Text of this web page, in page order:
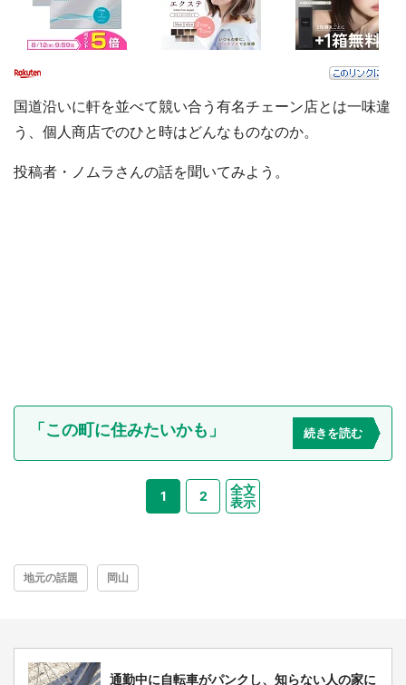
国道沿いに軒を並べて競い合う有名チェーン店とは一味違
う、個人商店でのひと時はどんなものなのか。
投稿者・ノムラさんの話を聞いてみよう。
「この町に住みたいかも」 続きを読む
1 2
全文
表示
地元の話題 岡山
通勤中に自転車がパンクし、知らない人の家に